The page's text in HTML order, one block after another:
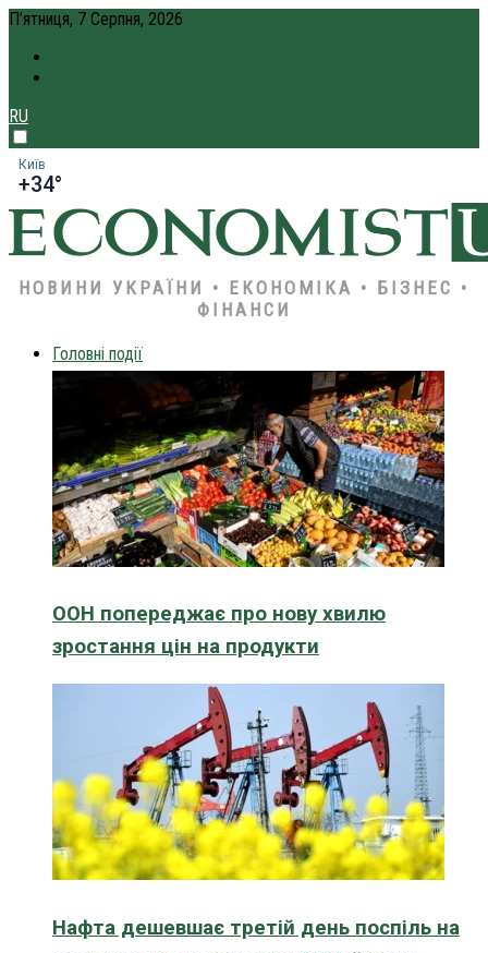
П’ятниця, 7 Серпня, 2026
RU
Київ
+34°
НОВИНИ УКРАЇНИ • ЕКОНОМІКА • БІЗНЕС •
ФІНАНСИ
Головні події
ООН попереджає про нову хвилю
зростання цін на продукти
Нафта дешевшає третій день поспіль на